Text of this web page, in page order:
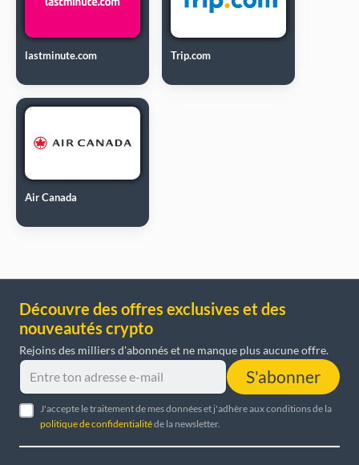
lastminute.com Trip.com
Air Canada
Découvre des offres exclusives et des
nouveautés crypto
Rejoins des milliers d'abonnés et ne manque plus aucune offre.
S'abonner
J'accepte le traitement de mes données et j'adhère aux conditions de la
politique de confidentialitéde la newsletter.